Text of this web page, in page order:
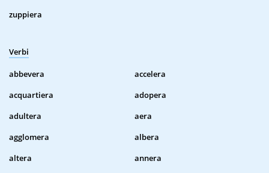
zuppiera
Verbi
abbevera
accelera
acquartiera
adopera
adultera
aera
agglomera
albera
altera
annera